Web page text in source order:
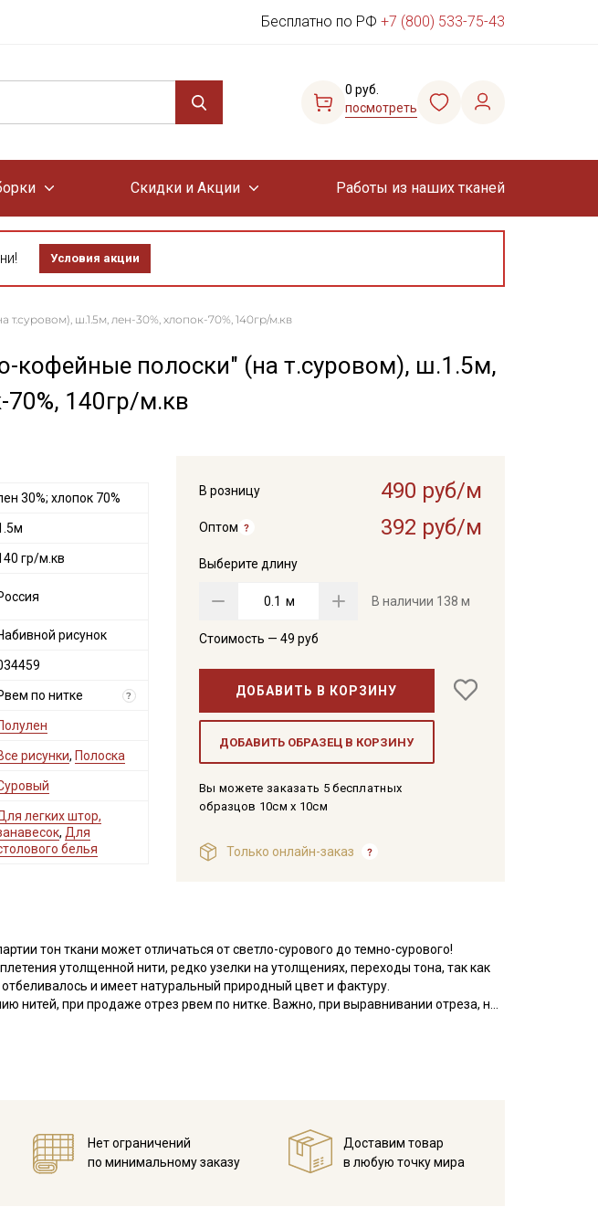
Бесплатно по РФ +7 (800) 533-75-43
0 руб.
посмотреть
Скидки и Акции Работы из наших тканей
Условия акции
ш.1.5м, лен-30%, хлопок-70%, 140гр/м.кв
кофейные полоски" (на т.суровом), ш.1.5м,
70%, 140гр/м.кв
В розницу 490 руб/м
Оптом 392 руб/м
Выберите длину
м В наличии 138 м
Стоимость — 49 руб
ДОБАВИТЬ В КОРЗИНУ
ДОБАВИТЬ ОБРАЗЕЦ В КОРЗИНУ
Вы можете заказать 5 бесплатных
образцов 10см x 10см
Только онлайн-заказ
30%; хлопок 70%
гр/м.кв
рисунок
по нитке ?
рисунки, Полоска
легких штор,
, Для
белья
тон ткани может отличаться от светло-сурового до темно-сурового!
утолщенной нити, редко узелки на утолщениях, переходы тона, так как
и имеет натуральный природный цвет и фактуру.
нитей, при продаже отрез рвем по нитке. Важно, при выравнивании отреза, не
и подтянуть ткань по диагонали, чтобы нити распрямились и диагональный
и отпаривания становится мягче. Переплетение нитей полотняное, хорошо
сминаемость натуральной ткани высокая, но легко разглаживается при легком
Нет ограничений
по минимальному заказу
Доставим товар
в любую точку мира